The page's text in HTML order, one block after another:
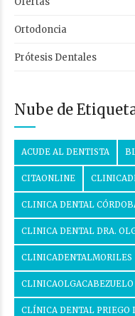
Ortodoncia
Prótesis Dentales
Nube de
ACUDE AL DENTISTA
CITAONLINE
CLINICA DENTAL
CLINICA DENTAL DRA.
CLINICADENTALMORILES
CLINICAOLGACABEZUELO
CLÍNICA DENTAL PRIEGO